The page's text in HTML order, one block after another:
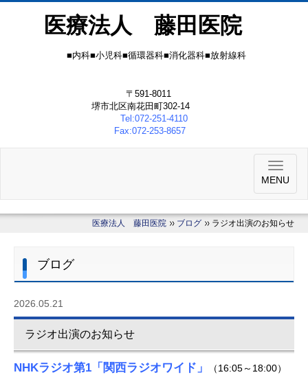
医療法人 藤田医院
■内科■小児科■循環器科■消化器科■放射線科
〒591-8011
堺市北区南花田町302-14
Tel:072-251-4110
Fax:072-253-8657
MENU
医療法人 藤田医院 ブログ ラジオ出演のお知らせ
ブログ
2026.05.21
ラジオ出演のお知らせ
NHKラジオ第1「関西ラジオワイド」
（16:05～18:00）